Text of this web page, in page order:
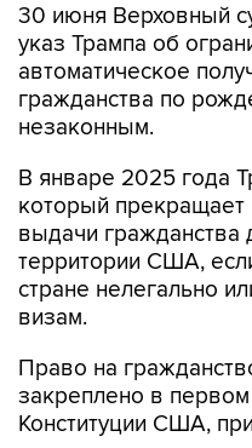
автоматическое
гражданства по
незаконным.
В январе 2025 года
выдачи гражданства
территории США,
стране нелегально
визам.
Право на
Конституции США,
США Дональд Трамп